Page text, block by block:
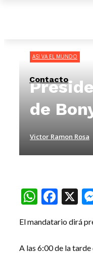
Contacto
ASI VA EL MUNDO
de
Victor Ramon Rosa
X
El mandatario dirá
A las 6:00 de la